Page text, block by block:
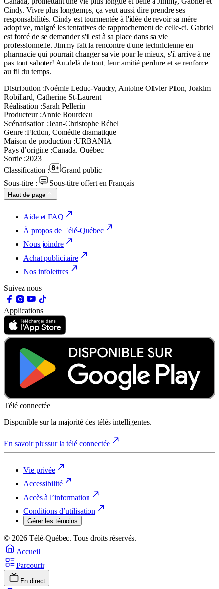
Cindy. Vivre plus longtemps, ça veut aussi dire prendre ses
responsabilités. Cindy est tourmentée à l'idée de revoir sa mère
adoptive, malgré les tentatives de rapprochement de celle-ci. Gabriel
est forcé de se demander s'il est à sa place dans sa vie
professionnelle. Jimmy fait la rencontre d'une technicienne en
pharmacie qui pourrait changer sa vie pour le mieux, s'il arrive à ne
pas tout saboter! Au-delà de tout, leur amitié perdure et se renforce
au fil du temps.
Distribution :Noémie Leduc-Vaudry, Antoine Olivier Pilon, Joakim
Robillard, Catherine St-Laurent
Réalisation :Sarah Pellerin
Producteur :Annie Bourdeau
Scénarisation :Jean-Christophe Réhel
Genre :Fiction, Comédie dramatique
Maison de production :URBANIA
Pays d’origine :Canada, Québec
Sortie :2023
Classification :
Grand public
Sous-titre :
Sous-titre offert en Français
Haut de page
Aide et FAQ
À propos de Télé-Québec
Nous joindre
Achat publicitaire
Nos infolettres
Suivez nous
Applications
Télé connectée
Disponible sur la majorité des télés intelligentes.
En savoir plussur la télé connectée
Vie privée
Accessibilité
Accès à l’information
Conditions d’utilisation
Gérer les témoins
© 2026 Télé-Québec. Tous droits réservés.
Accueil
Parcourir
En direct